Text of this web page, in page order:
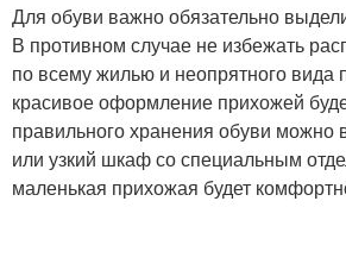
Для обуви важно обязательно
В противном случае не избежать
по всему жилью и неопрятного
красивое оформление прихожей
правильного хранения обуви
или узкий шкаф со специальным
маленькая прихожая будет